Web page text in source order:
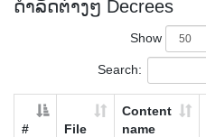
ດຳລັດຕ່າງໆ Decrees
Show
Search:
# File
Content
name